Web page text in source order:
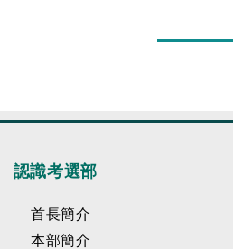
認識考選部
首長簡介
本部簡介